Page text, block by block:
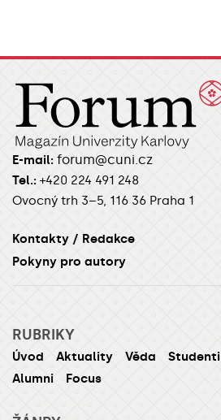
E-mail: forum@cuni.cz
Tel.: +420 224 491 248
Ovocný trh 3–5, 116 36 Praha 1
Kontakty / Redakce
Pokyny pro autory
RUBRIKY
Úvod Aktuality Věda Studenti
Alumni
Focus